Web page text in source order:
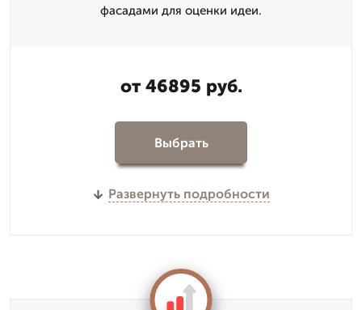
фасадами для оценки идеи.
от 46895 руб.
Выбрать
Развернуть подробности